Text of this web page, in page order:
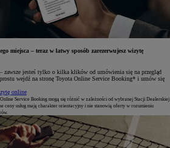
miejsca – teraz w łatwy sposób zarezerwujesz wizytę
zawsze jesteś tylko o kilka klików od umówienia się na przegląd
wejdź na stronę Toyota Online Service Booking* i umów się
online
Online Service Booking mogą się różnić w zależności od wybranej Stacji Dealerskiej
ceny usług mają charakter orientacyjny i nie stanowią oferty w rozumieniu